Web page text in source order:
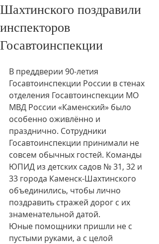
Шахтинского поздравили
инспекторов
Госавтоинспекции
В преддверии 90-летия
Госавтоинспекции России в стенах
отделения Госавтоинспекции МО
МВД России «Каменский» было
особенно оживлённо и
празднично. Сотрудники
Госавтоинспекции принимали не
совсем обычных гостей. Команды
ЮПИД из детских садов № 31, 32 и
33 города Каменск-Шахтинского
объединились, чтобы лично
поздравить стражей дорог с их
знаменательной датой.
Юные помощники пришли не с
пустыми руками, а с целой